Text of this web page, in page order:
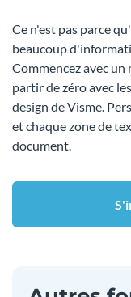
Ce n'est pas parce
beaucoup
Commencez avec
partir de zéro avec
design de Visme.
et chaque zone de
document.